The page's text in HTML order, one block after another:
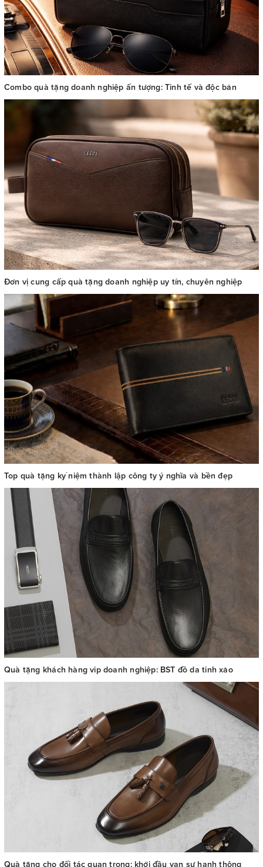
Combo quà tặng doanh nghiệp ấn tượng: Tinh tế và độc bản
Đơn vị cung cấp quà tặng doanh nghiệp uy tín, chuyên nghiệp
Top quà tặng kỷ niệm thành lập công ty ý nghĩa và bền đẹp
Quà tặng khách hàng vip doanh nghiệp: BST đồ da tinh xảo
Quà tặng cho đối tác quan trọng: khởi đầu vạn sự hanh thông